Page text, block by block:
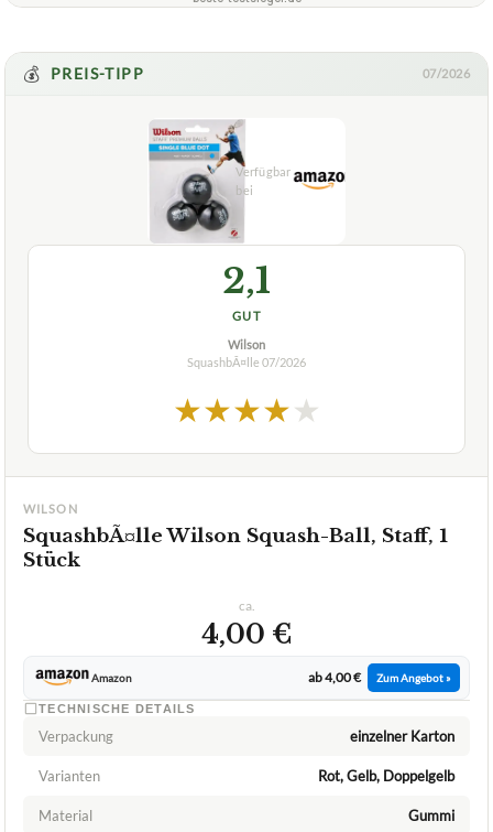
💰 PREIS-TIPP 07/2026
2,1
GUT
Wilson
SquashbÃ¤lle 07/2026
★★★★★
WILSON
SquashbÃ¤lle Wilson Squash-Ball, Staff, 1
Stück
ca.
4,00 €
Amazon ab 4,00 € Zum Angebot »
TECHNISCHE DETAILS
Verpackung einzelner Karton
Varianten Rot, Gelb, Doppelgelb
Material Gummi